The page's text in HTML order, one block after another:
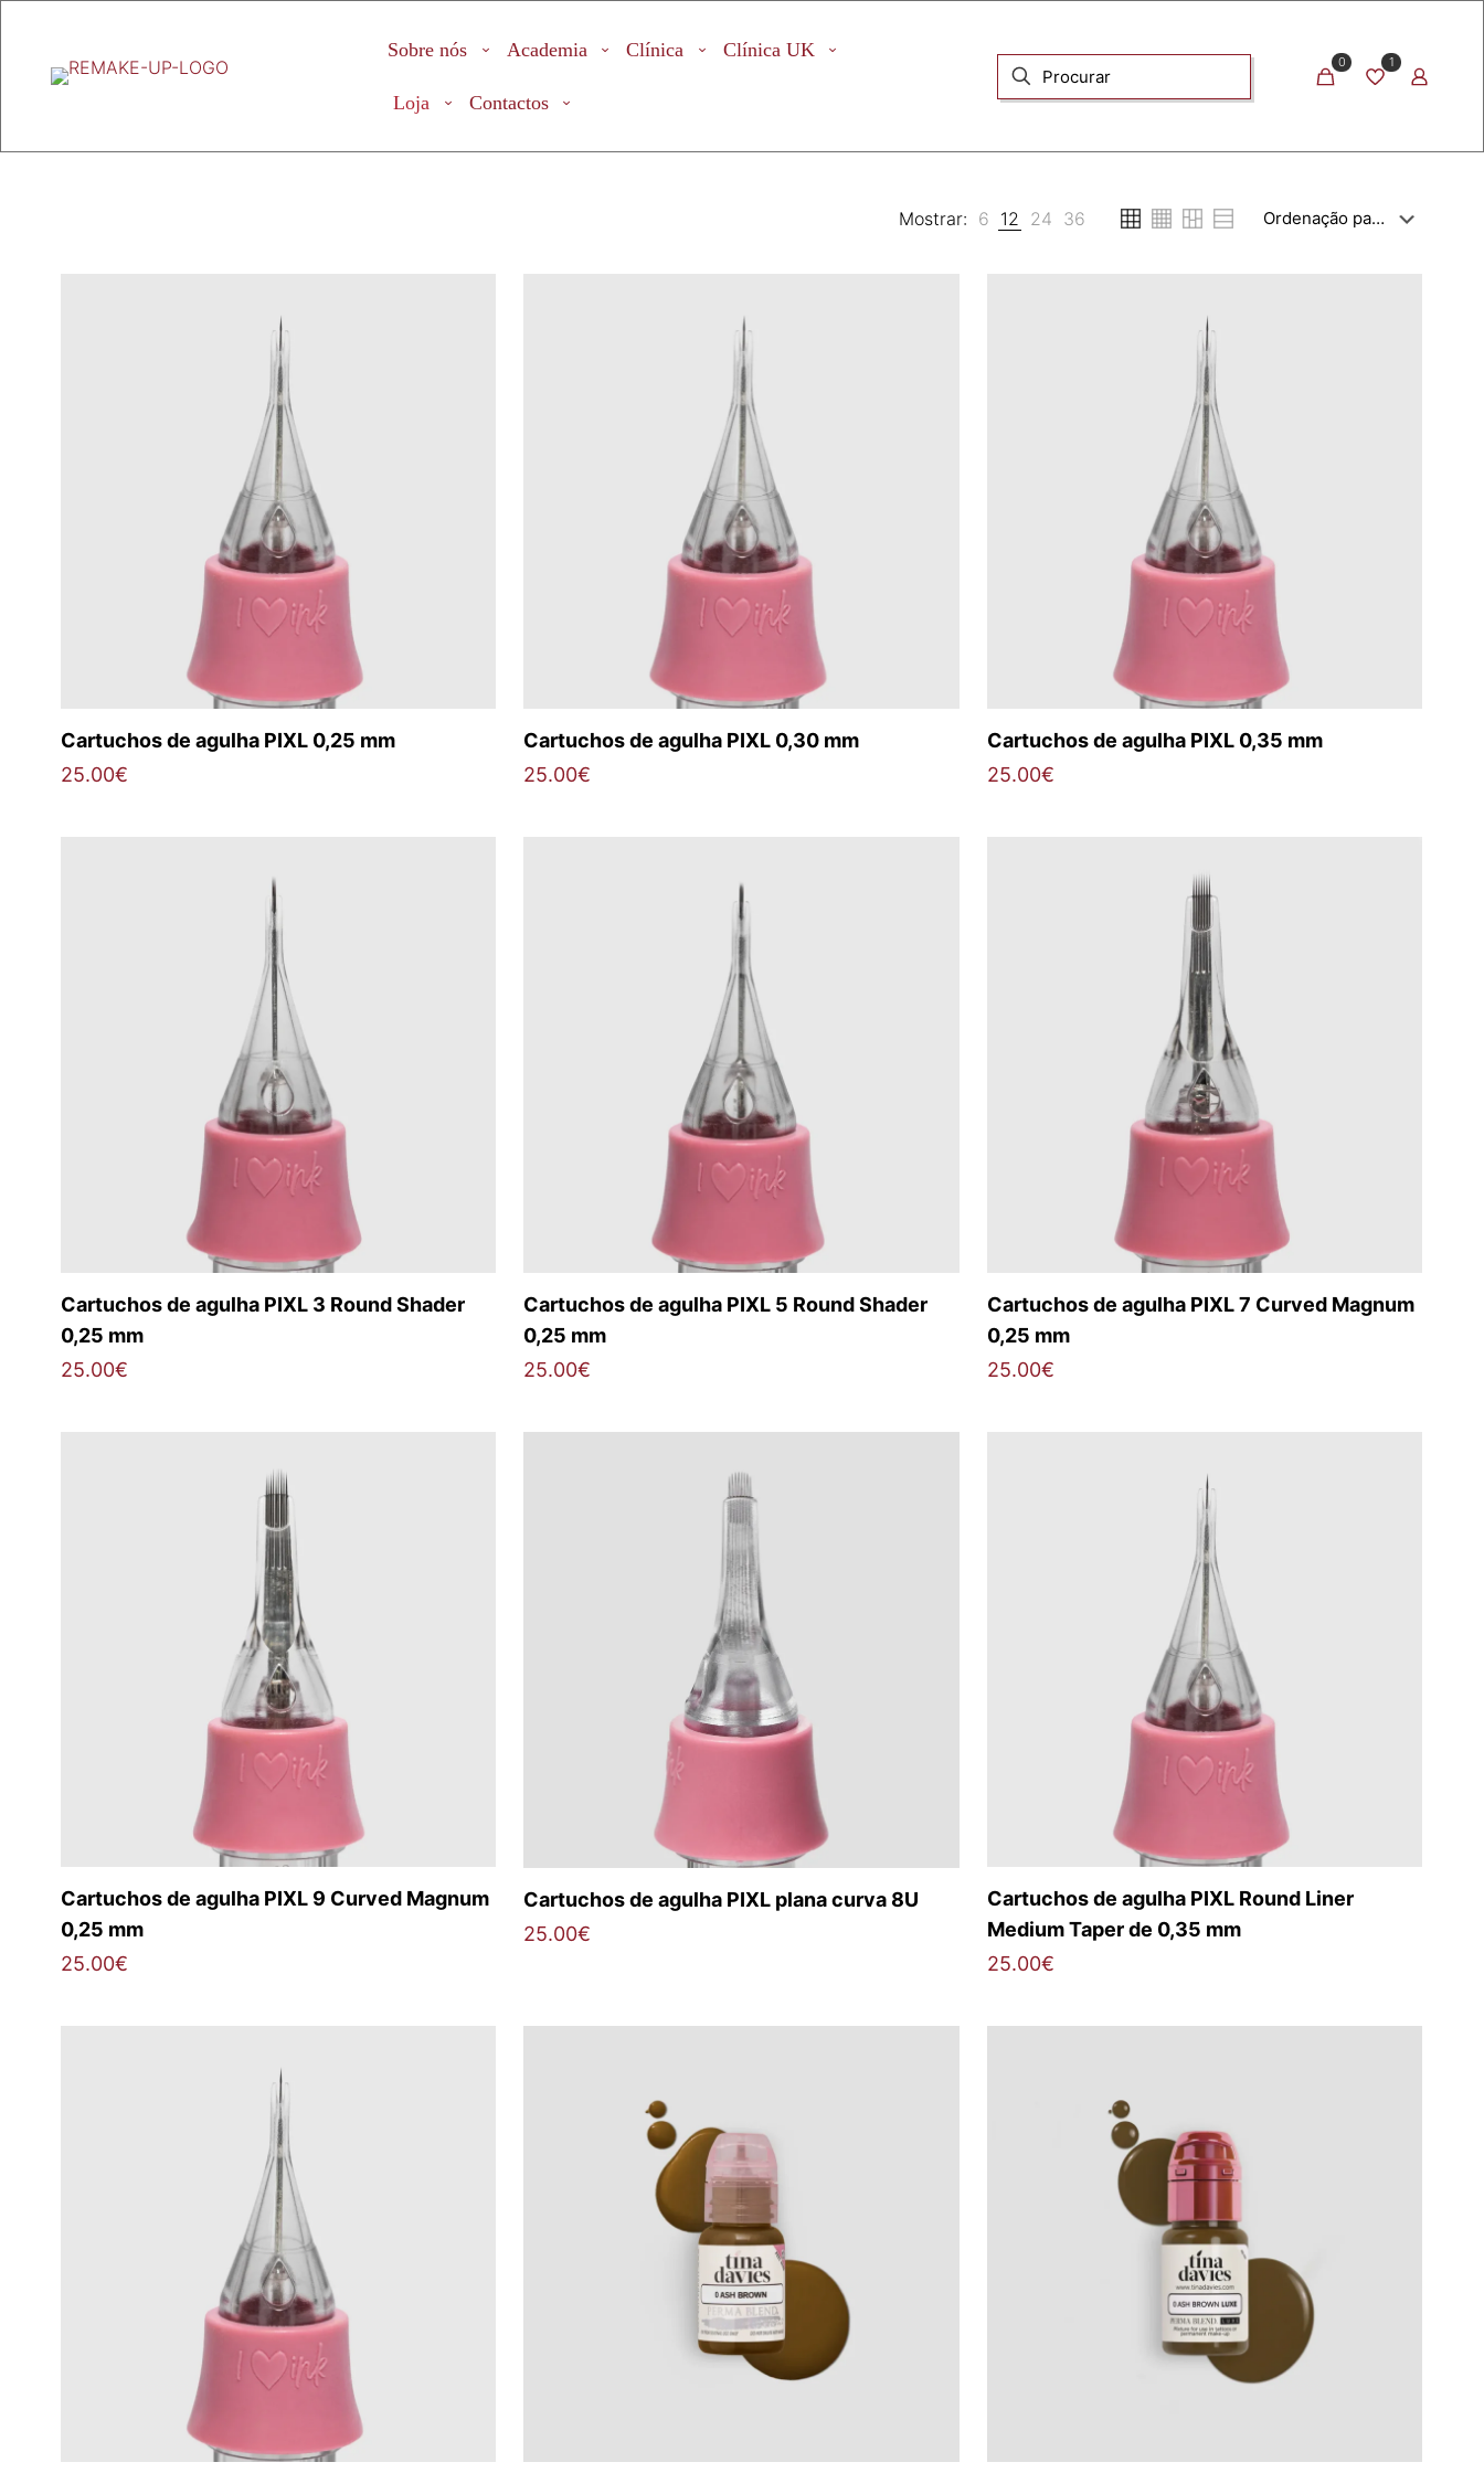
Sobre nós Academia Clínica Clínica UK
Loja Contactos
0 1
Mostrar: 6 12 24 36
Cartuchos de agulha PIXL 0,25 mm
25.00€
Cartuchos de agulha PIXL 0,30 mm
25.00€
Cartuchos de agulha PIXL 0,35 mm
25.00€
Cartuchos de agulha PIXL 3 Round Shader
0,25 mm
25.00€
Cartuchos de agulha PIXL 5 Round Shader
0,25 mm
25.00€
Cartuchos de agulha PIXL 7 Curved Magnum
0,25 mm
25.00€
Cartuchos de agulha PIXL 9 Curved Magnum
0,25 mm
25.00€
Cartuchos de agulha PIXL plana curva 8U
25.00€
Cartuchos de agulha PIXL Round Liner
Medium Taper de 0,35 mm
25.00€
Contacte-nos
info@remakeupacademy.com
Clínica PT: +351 927285056 (custo de
chamada móvel nacional)
Segue-nos nas redes sociais: